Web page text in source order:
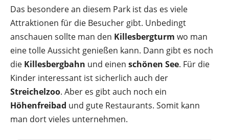
Das besondere an diesem Park ist das es viele
Attraktionen für die Besucher gibt. Unbedingt
anschauen sollte man den Killesbergturm wo man
eine tolle Aussicht genießen kann. Dann gibt es noch
die Killesbergbahn und einen schönen See. Für die
Kinder interessant ist sicherlich auch der
Streichelzoo. Aber es gibt auch noch ein
Höhenfreibad und gute Restaurants. Somit kann
man dort vieles unternehmen.